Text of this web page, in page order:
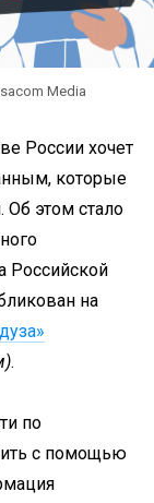
Media
России хочет
которые
этом стало
Российской
на
.
по
с помощью